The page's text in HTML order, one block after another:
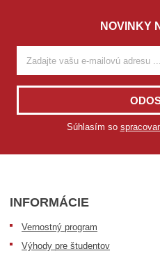
NOVINKY
Súhlasím so
INFORMÁCIE
Vernostný program
Výhody pre študentov